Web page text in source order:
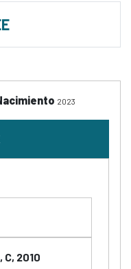
2023
C, 2010